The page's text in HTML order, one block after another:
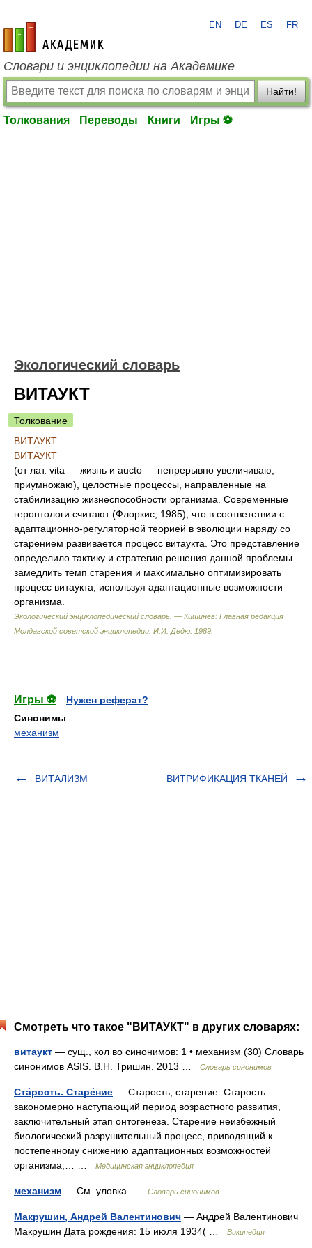
academic.ru
EN DE ES FR
Словари и энциклопедии на Академике
Найти!
Толкования Переводы Книги Игры ⚽
Экологический словарь
ВИТАУКТ
Толкование
ВИТАУКТ
ВИТАУКТ
(от лат. vita — жизнь и aucto — непрерывно увеличиваю,
приумножаю), целостные процессы, направленные на
стабилизацию жизнеспособности организма. Современные
геронтологи считают (Флоркис, 1985), что в соответствии с
адаптационно-регуляторной теорией в эволюции наряду со
старением развивается процесс витаукта. Это представление
определило тактику и стратегию решения данной проблемы —
замедлить темп старения и максимально оптимизировать
процесс витаукта, используя адаптационные возможности
организма.
Экологический энциклопедический словарь. — Кишинев: Главная редакция
Молдавской советской энциклопедии И.И. Дедю 1989
Игры ⚽
Нужен реферат?
Синонимы:
механизм
ВИТАЛИЗМ ВИТРИФИКАЦИЯ ТКАНЕЙ
Смотреть что такое "ВИТАУКТ" в других словарях:
витаукт — сущ., кол во синонимов: 1 • механизм (30) Словарь
синонимов ASIS. В.Н. Тришин. 2013 …
Словарь синонимов
Ста́рость. Старе́ние — Старость, старение. Старость
закономерно наступающий период возрастного развития,
заключительный этап онтогенеза. Старение неизбежный
биологический разрушительный процесс, приводящий к
постепенному снижению адаптационных возможностей
организма;… …
Медицинская энциклопедия
механизм — См. уловка … Словарь синонимов
Макрушин, Андрей Валентинович — Андрей Валентинович
Макрушин Дата рождения: 15 июля 1934( …
Википедия